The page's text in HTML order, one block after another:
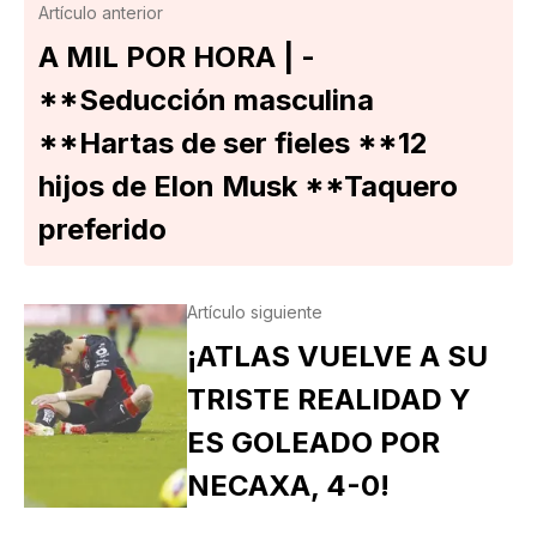
Artículo anterior
A MIL POR HORA | -
**Seducción masculina
**Hartas de ser fieles **12
hijos de Elon Musk **Taquero
preferido
Artículo siguiente
¡ATLAS VUELVE A SU
TRISTE REALIDAD Y
ES GOLEADO POR
NECAXA, 4-0!